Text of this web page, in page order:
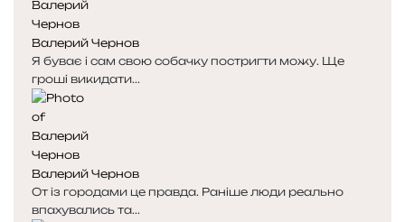
н
к
а
н
к
а
Валерий Чернов
Я буває і сам свою собачку постригти можу. Ще
гроші викидати...
Валерий Чернов
От із городами це правда. Раніше люди реально
впахувались та...